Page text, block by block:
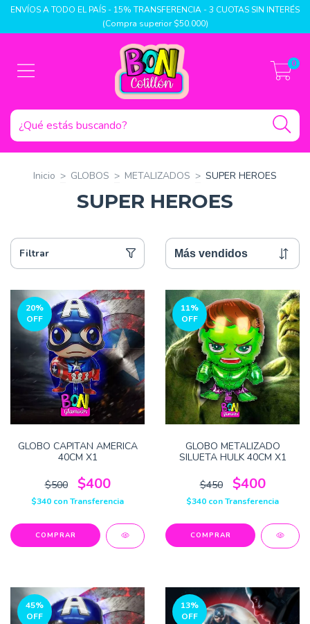
ENVÍOS A TODO EL PAÍS - 15% TRANSFERENCIA - 3 CUOTAS SIN INTERÉS
(Compra superior $50.000)
0
Inicio > GLOBOS > METALIZADOS > SUPER HEROES
SUPER HEROES
Filtrar
20%
OFF
GLOBO CAPITAN AMERICA
40CM X1
$500 $400
$340 conTransferencia
11%
OFF
GLOBO METALIZADO
SILUETA HULK 40CM X1
$450 $400
$340 conTransferencia
45%
OFF
13%
OFF